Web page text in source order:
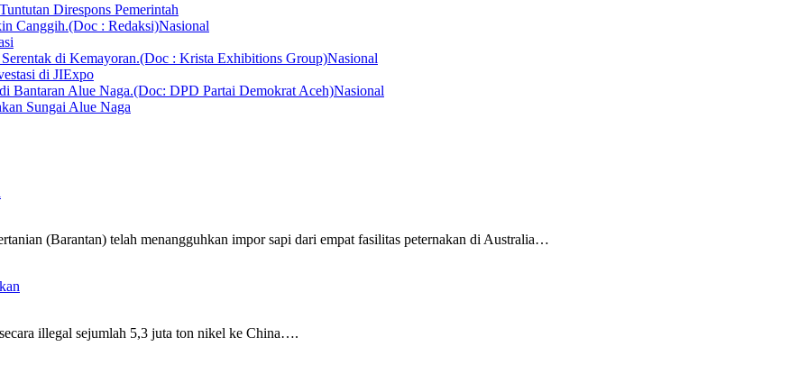
Direspons Pemerintah
Nasional
Nasional
di JIExpo
Nasional
Sungai Alue Naga
(Barantan) telah menangguhkan impor sapi dari empat fasilitas peternakan di Australia…
illegal sejumlah 5,3 juta ton nikel ke China….